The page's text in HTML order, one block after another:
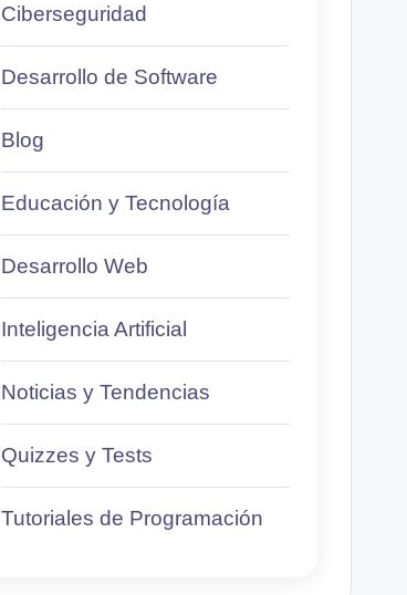
Ciberseguridad
Desarrollo de Software
Blog
Educación y Tecnología
Desarrollo Web
Inteligencia Artificial
Noticias y Tendencias
Quizzes y Tests
Tutoriales de Programación